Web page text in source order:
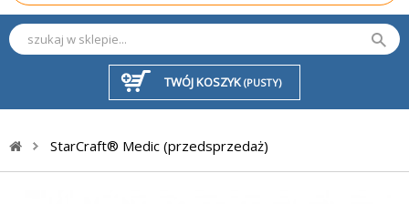
TWÓJ KOSZYK (PUSTY)
StarCraft® Medic (przedsprzedaż)